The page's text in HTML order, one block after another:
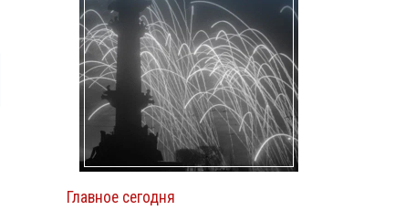
Главное сегодня